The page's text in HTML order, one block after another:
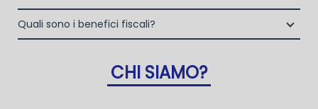
propri clienti.
la consegna a domicilio dei beni
Grenke Italia S.p.A., società specializzata nel settore della
locazione operativa di beni mobili strumentali (B2B),
previa approvazione della richiesta da parte della stessa.
Una volta fatto login vai sull’icona con l’omino e clicca
su "ordini da completare".
Quali sono i benefici fiscali?
ammortamento nel bilancio, poiché i canoni vengono
considerati un servizio. I canoni di noleggio sono
CHI SIAMO?